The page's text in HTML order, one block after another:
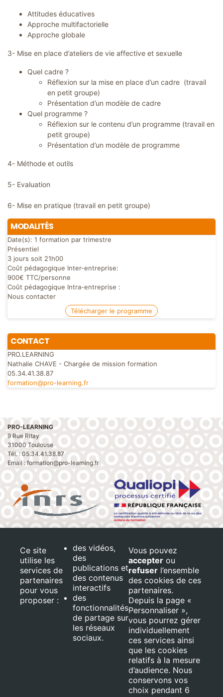
Attitudes éducatives
Approche multifactorielle
Approche globale
3- Mise en place d’ateliers de vie affective et sexuelle
Quel cadre ?
Réflexion sur la mise en place d’un cadre (travail
en petit groupe)
Présentation d’un modèle de cadre
Quel programme ?
Réflexion sur le contenu d’un programme (travail en
petit groupe)
Présentation d’un modèle de programme
4- Méthode et outils
5- Evaluation
6- Mise en pratique (travail en petit groupe)
MODALITÉS
Date(s): 1 formation par trimestre
Présentiel
3 jours soit 21h00
Coût pédagogique Inter-entreprise:
900€ TTC/personne
Coût pédagogique Intra-entreprise :
Nous contacter
Télécharger le programme
CONTACT
PRO.LEARNING
Nathalie CHAVE - Chargée de mission formation
05.34.41.38.87
formation@pro-learning.fr
PRO-LEARNING
9 Rue Ritay
31000 Toulouse
Tél. : 05.34.41.38.87
Email : formation@pro-learning.fr
Les Tables de la Fontaine notre partenaire
Restauration :En savoir plus
Salle de formation : En savoir plus
Notre livret d'accueil En savoir plus
Réseaux et Ressources HandicapEn savoir plus
Nos formations sont accessibles aux personnes en situation
Ce site
utilise les
services de
partenaires
pour vous
proposer :
des vidéos,
des
publications et
des contenus
interactifs
des
fonctionnalités
de partage sur
les réseaux
sociaux.
Vous pouvez
accepter ou
refuser l’ensemble
des cookies de ces
partenaires.
Depuis la page «
Personnaliser »,
vous pourrez gérer
individuellement
ces services ainsi
que les cookies
relatifs à la mesure
d’audience. Nous
conservons vos
choix pendant 6